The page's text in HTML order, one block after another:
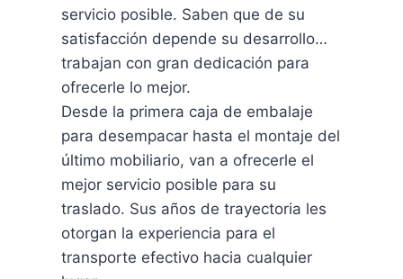
servicio posible. Saben que de su
satisfacción depende su desarrollo…
trabajan con gran dedicación para
ofrecerle lo mejor.
Desde la primera caja de embalaje
para desempacar hasta el montaje del
último mobiliario, van a ofrecerle el
mejor servicio posible para su
traslado. Sus años de trayectoria les
otorgan la experiencia para el
transporte efectivo hacia cualquier